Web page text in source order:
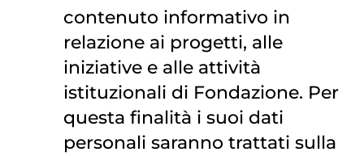
contenuto informativo in
relazione ai progetti, alle
iniziative e alle attività
istituzionali di Fondazione. Per
questa finalità i suoi dati
personali saranno trattati sulla